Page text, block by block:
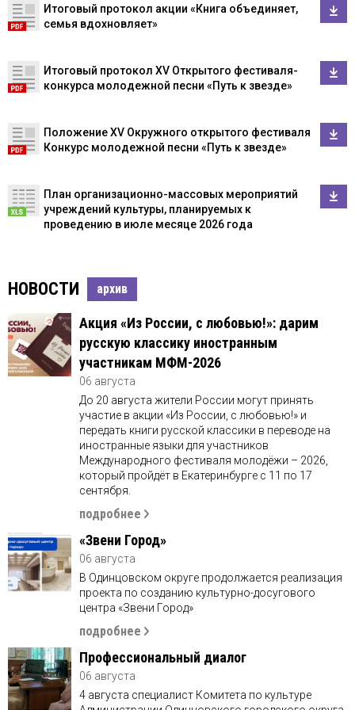
Итоговый протокол акции «Книга объединяет,
семья вдохновляет»
Итоговый протокол XV Открытого фестиваля-
конкурса молодежной песни «Путь к звезде»
Положение XV Окружного открытого фестиваля
Конкурс молодежной песни «Путь к звезде»
План организационно-массовых мероприятий
учреждений культуры, планируемых к
проведению в июле месяце 2026 года
НОВОСТИ архив
Акция «Из России, с любовью!»: дарим
русскую классику иностранным
участникам МФМ-2026
06 августа
До 20 августа жители России могут принять
участие в акции «Из России, с любовью!» и
передать книги русской классики в переводе на
иностранные языки для участников
Международного фестиваля молодёжи – 2026,
который пройдёт в Екатеринбурге с 11 по 17
сентября.
подробнее
«Звени Город»
06 августа
В Одинцовском округе продолжается реализация
проекта по созданию культурно-досугового
центра «Звени Город»
подробнее
Профессиональный диалог
06 августа
4 августа специалист Комитета по культуре